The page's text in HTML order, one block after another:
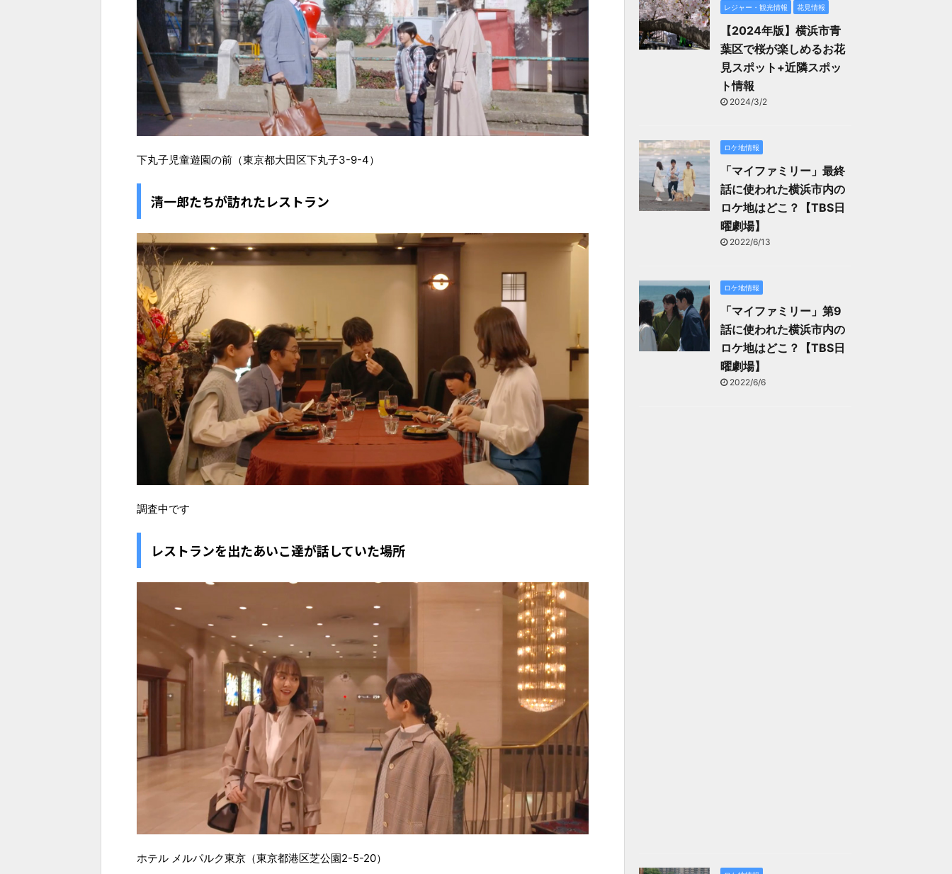
下丸子児童遊園の前（東京都大田区下丸子3-9-4）
清一郎たちが訪れたレストラン
調査中です
レストランを出たあいこ達が話していた場所
ホテル メルパルク東京（東京都港区芝公園2-5-20）
レジャー・観光情報 花見情報
【2024年版】横浜市青
葉区で桜が楽しめるお花
見スポット+近隣スポッ
ト情報
2024/3/2
ロケ地情報
「マイファミリー」最終
話に使われた横浜市内の
ロケ地はどこ？【TBS日
曜劇場】
2022/6/13
ロケ地情報
「マイファミリー」第9
話に使われた横浜市内の
ロケ地はどこ？【TBS日
曜劇場】
2022/6/6